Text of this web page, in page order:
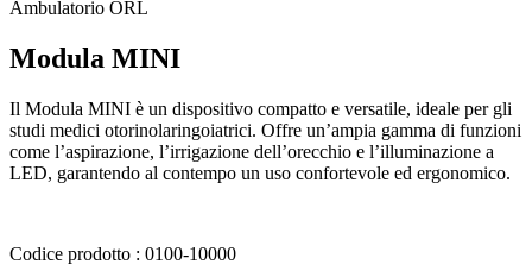
Ambulatorio ORL
Modula MINI
Il Modula MINI è un dispositivo compatto e versatile, ideale per gli
studi medici otorinolaringoiatrici. Offre un’ampia gamma di funzioni
come l’aspirazione, l’irrigazione dell’orecchio e l’illuminazione a
LED, garantendo al contempo un uso confortevole ed ergonomico.
Codice prodotto : 0100-10000